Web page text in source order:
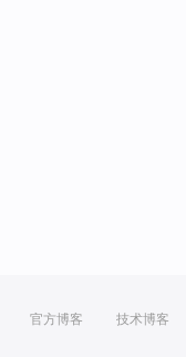
官方博客 技术博客